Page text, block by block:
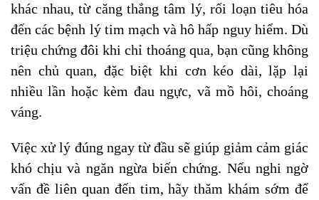
khác nhau, từ căng thẳng tâm lý, rối loạn tiêu hóa
đến các bệnh lý tim mạch và hô hấp nguy hiểm. Dù
triệu chứng đôi khi chỉ thoáng qua, bạn cũng không
nên chủ quan, đặc biệt khi cơn kéo dài, lặp lại
nhiều lần hoặc kèm đau ngực, vã mồ hôi, choáng
váng.
Việc xử lý đúng ngay từ đầu sẽ giúp giảm cảm giác
khó chịu và ngăn ngừa biến chứng. Nếu nghi ngờ
vấn đề liên quan đến tim, hãy thăm khám sớm để